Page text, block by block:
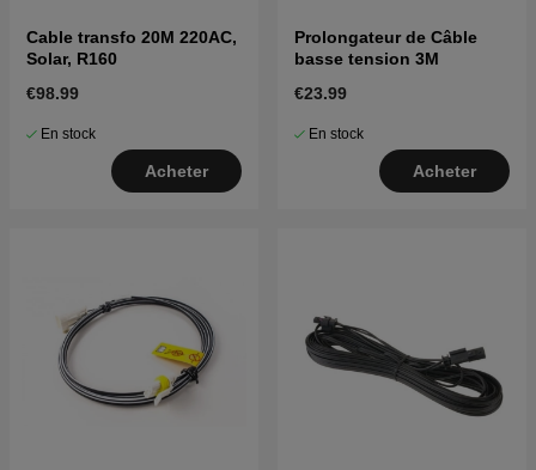
Cable transfo 20M 220AC,
Solar, R160
€98.99
En stock
Acheter
Prolongateur de Câble
basse tension 3M
€23.99
En stock
Acheter